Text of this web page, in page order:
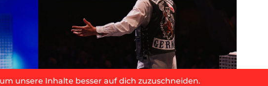
unsere Inhalte besser auf dich zuzuschneiden.